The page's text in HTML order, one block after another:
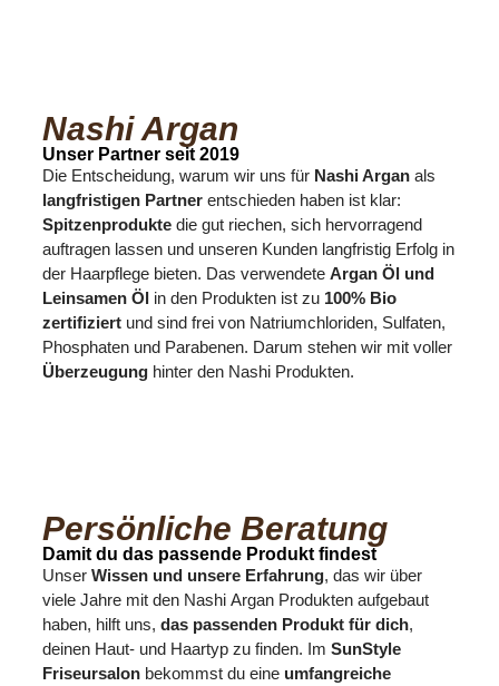
Nashi Argan
Unser Partner seit 2019
Die Entscheidung, warum wir uns für Nashi Argan als
langfristigen Partner entschieden haben ist klar:
Spitzenprodukte die gut riechen, sich hervorragend
auftragen lassen und unseren Kunden langfristig Erfolg in
der Haarpflege bieten. Das verwendete Argan Öl und
Leinsamen Öl in den Produkten ist zu 100% Bio
zertifiziert und sind frei von Natriumchloriden, Sulfaten,
Phosphaten und Parabenen. Darum stehen wir mit voller
Überzeugung hinter den Nashi Produkten.
Persönliche Beratung
Damit du das passende Produkt findest
Unser Wissen und unsere Erfahrung, das wir über
viele Jahre mit den Nashi Argan Produkten aufgebaut
haben, hilft uns, das passenden Produkt für dich,
deinen Haut- und Haartyp zu finden. Im SunStyle
Friseursalon bekommst du eine umfangreiche